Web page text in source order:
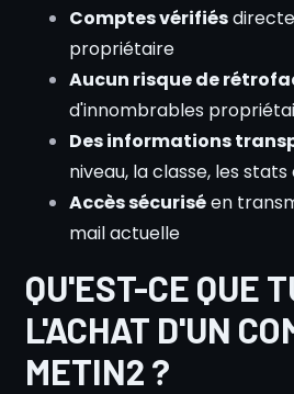
Comptes vérifiés
propriétaire
Aucun risque de
d'innombrables
Des informations
niveau, la classe, les
Accès sécuriséen
mail actuelle
QU'EST-CE QUE
L'ACHAT D'UN
METIN2 ?